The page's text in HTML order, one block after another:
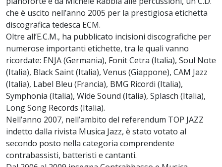
che è uscito nell’anno 2005 per la prestigiosa etichetta
discografica tedesca ECM.
Oltre all’E.C.M., ha pubblicato incisioni discografiche per
numerose importanti etichette, tra le quali vanno
ricordate: ENJA (Germania), Fonit Cetra (Italia), Soul Note
(Italia), Black Saint (Italia), Venus (Giappone), CAM Jazz
(Italia), Label Bleu (Francia), BMG Ricordi (Italia),
Symphonia (Italia), Wide Sound (Italia), Splasch (Italia),
Long Song Records (Italia).
Nell’anno 2007, nell’ambito del referendum TOP JAZZ
indetto dalla rivista Musica Jazz, è stato votato al
secondo posto nella categoria comprendente
contrabassisti, batteristi e cantanti.